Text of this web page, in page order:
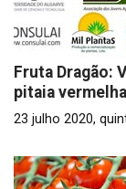
Fruta Dragão:
pitaia vermelha
23 julho 2020,